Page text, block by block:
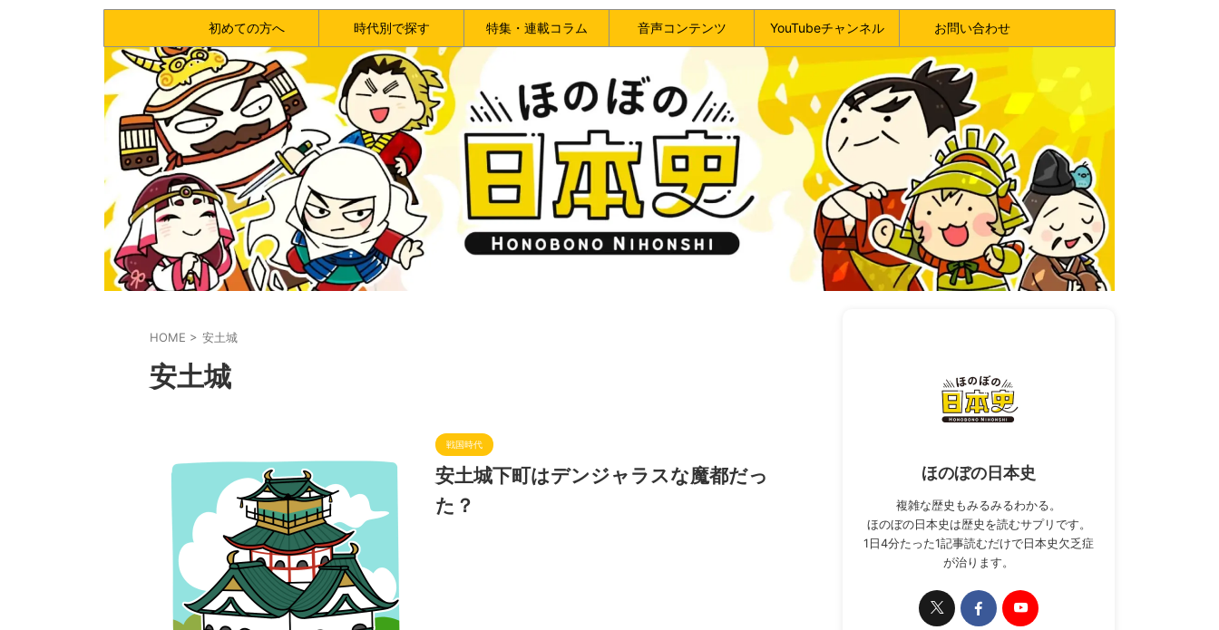
初めての方へ 時代別で探す 特集・連載コラム 音声コンテンツ YouTubeチャンネル お問い合わせ
HOME > 安土城
安土城
戦国時代
安土城下町はデンジャラスな魔都だっ
た？
ほのぼの日本史
複雑な歴史もみるみるわかる。
ほのぼの日本史は歴史を読むサプリです。
1日4分たった1記事読むだけで日本史欠乏症
が治ります。